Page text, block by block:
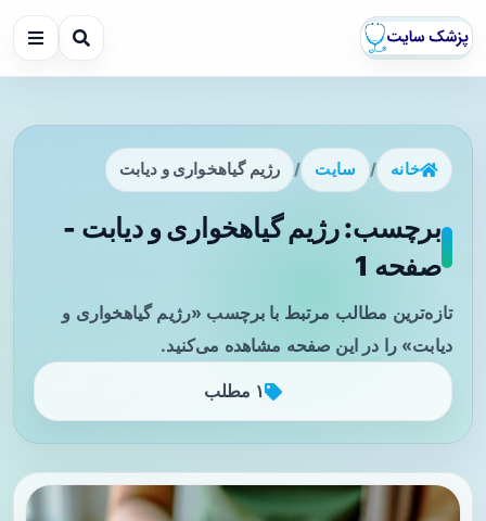
خانه / سایت / رژیم گیاهخواری و دیابت
برچسب: رژیم گیاهخواری و دیابت -
صفحه 1
تازه‌ترین مطالب مرتبط با برچسب «رژیم گیاهخواری و
دیابت» را در این صفحه مشاهده می‌کنید.
۱ مطلب